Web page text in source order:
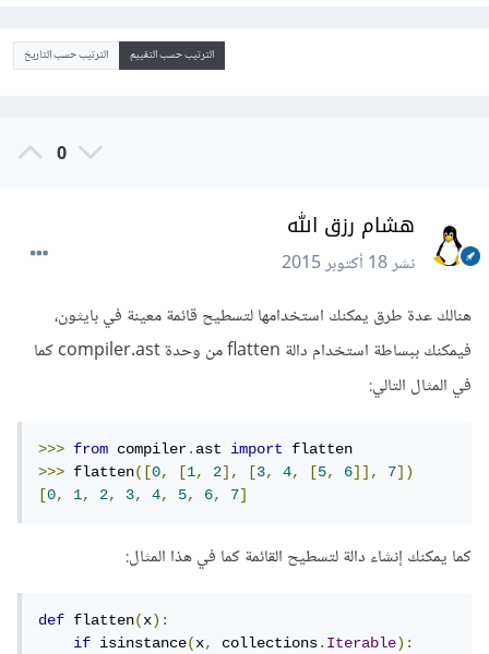
الترتيب حسب التقييم الترتيب حسب التاريخ
0
هشام رزق الله
نشر18 أكتوبر 2015
هنالك عدة طرق يمكنك استخدامها لتسطيح قائمة معينة في بايثون،
فيمكنك ببساطة استخدام دالة flatten من وحدة compiler.ast كما
في المثال التالي:
>>> from compiler.ast import
>>> flatten([0, [1, 2], [3, 4, [5, 6]], 7])
[0, 1, 2, 3, 4, 5, 6, 7]
كما يمكنك إنشاء دالة لتسطيح القائمة كما في هذا المثال:
def flatten(x):
if isinstance(x, collections.Iterable):